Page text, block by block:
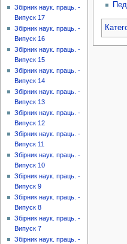
Збірник наук. праць. -
Випуск 17
Збірник наук. праць. -
Випуск 16
Збірник наук. праць. -
Випуск 15
Збірник наук. праць. -
Випуск 14
Збірник наук. праць. -
Випуск 13
Збірник наук. праць. -
Випуск 12
Збірник наук. праць. -
Випуск 11
Збірник наук. праць. -
Випуск 10
Збірник наук. праць. -
Випуск 9
Збірник наук. праць. -
Випуск 8
Збірник наук. праць. -
Випуск 7
Збірник наук. праць. -